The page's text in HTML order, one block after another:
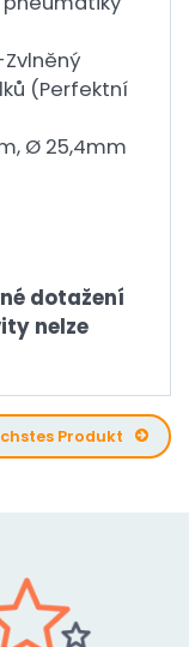
(Perfektní
Ø 25,4mm
dotažení
nelze
Produkt